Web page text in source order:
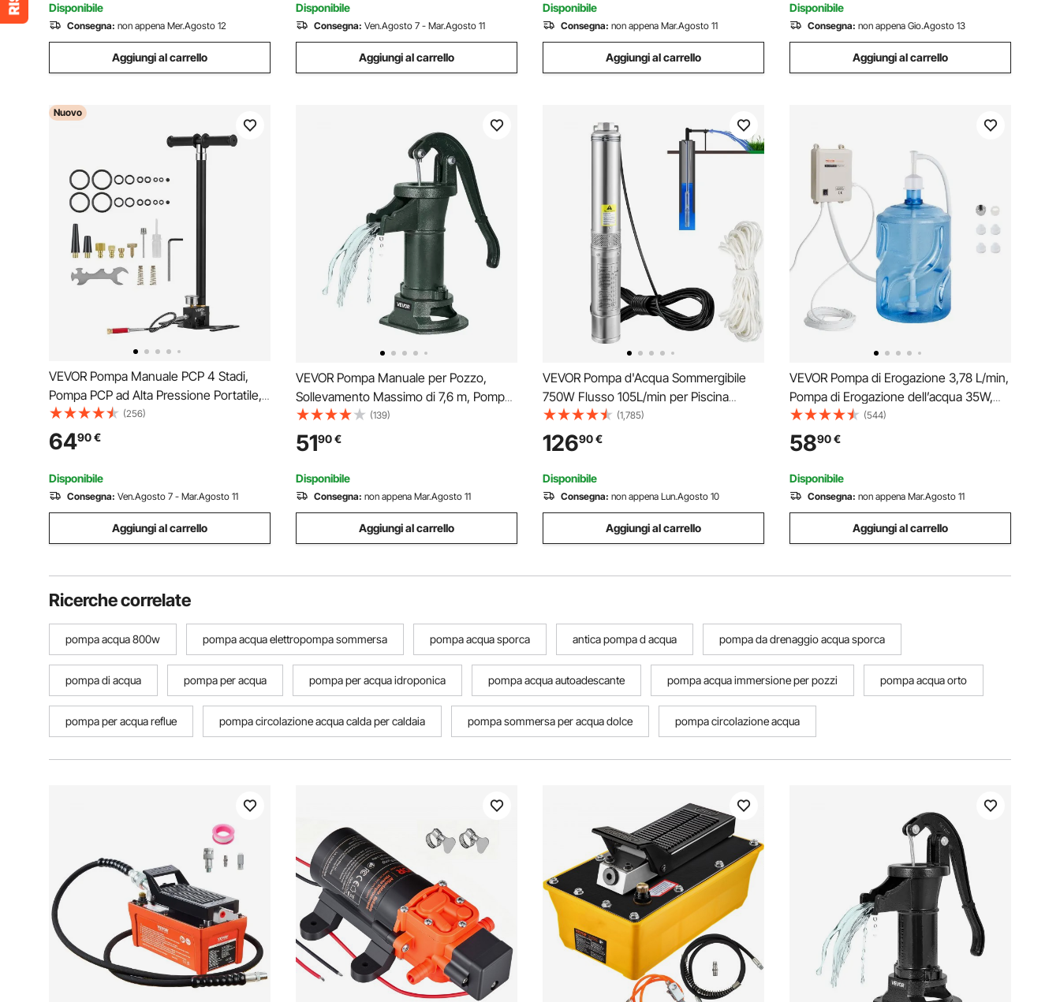
Disponibile
Consegna: non appena Mer.Agosto 12
Aggiungi al carrello
Disponibile
Consegna: Ven.Agosto 7 - Mar.Agosto 11
Aggiungi al carrello
Disponibile
Consegna: non appena Mar.Agosto 11
Aggiungi al carrello
Disponibile
Consegna: non appena Gio.Agosto 13
Aggiungi al carrello
Nuovo
VEVOR Pompa Manuale PCP 4 Stadi,
Pompa PCP ad Alta Pressione Portatile,
Gonfiaggio Pneumatici Bici Pressione
max 40 MPa con Filtro Olio-Umidità
Manometro Display Lunghezza del Tubo
Flessibile 56 cm
(256)
6490€
Disponibile
Consegna: Ven.Agosto 7 - Mar.Agosto 11
Aggiungi al carrello
VEVOR Pompa Manuale per Pozzo,
Sollevamento Massimo di 7,6 m, Pompa
Manuale per Acqua in Ghisa Antica,
Attacco NPT, Facile Installazione,
Vecchio Stile per Giardino Esterno,
Stagno, Verde
(139)
5190€
Disponibile
Consegna: non appena Mar.Agosto 11
Aggiungi al carrello
VEVOR Pompa d'Acqua Sommergibile
750W Flusso 105L/min per Piscina
Giardino Orto in Acciaio Inox, Pompa
Sommersa per Pozzo 230V Prevalenza
Max. 62m, Pompa Sommersa per Pozzo
Piscina con Cavi
(1,785)
12690€
Disponibile
Consegna: non appena Lun.Agosto 10
Aggiungi al carrello
VEVOR Pompa di Erogazione 3,78 L/min,
Pompa di Erogazione dell’acqua 35W,
Sistema di Acqua in Bottiglia, 40 PSI 11-
22L, Sistema di Erogazione di Acqua in
Bottiglia
(544)
5890€
Disponibile
Consegna: non appena Mar.Agosto 11
Aggiungi al carrello
Ricerche correlate
pompa acqua 800w pompa acqua elettropompa sommersa pompa acqua sporca antica pompa d acqua pompa da drenaggio acqua sporca
pompa di acqua pompa per acqua pompa per acqua idroponica pompa acqua autoadescante pompa acqua immersione per pozzi pompa acqua orto
pompa per acqua reflue pompa circolazione acqua calda per caldaia pompa sommersa per acqua dolce pompa circolazione acqua